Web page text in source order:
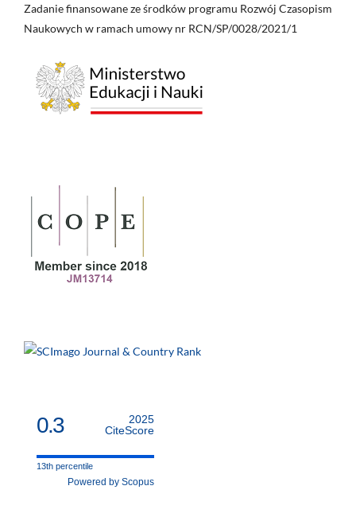
Zadanie finansowane ze środków programu Rozwój Czasopism
Naukowych w ramach umowy nr RCN/SP/0028/2021/1
0.3
2025
CiteScore
13th percentile
Powered by Scopus